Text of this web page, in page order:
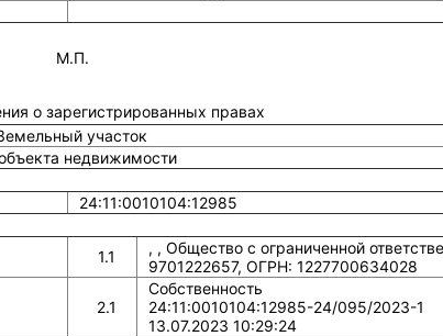
М.П.
о зарегистрированных правах
участок
недвижимости
24:11:0010104:12985
1.1
, , Общество с ограниченной
9701222657, ОГРН: 1227700634028
2.1
Собственность
24:11:0010104:12985-24/095/2023-1
13.07.2023 10:29:24